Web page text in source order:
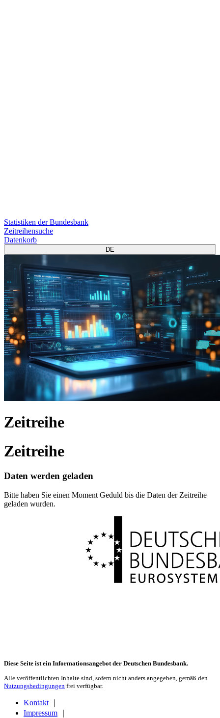
Statistiken der Bundesbank
Zeitreihensuche
Datenkorb
DE
Zeitreihe
Zeitreihe
Daten werden geladen
Bitte haben Sie einen Moment Geduld bis die Daten der Zeitreihe
geladen wurden.
Diese Seite ist ein Informationsangebot der Deutschen Bundesbank.
Alle veröffentlichten Inhalte sind, sofern nicht anders angegeben, gemäß den
Nutzungsbedingungen frei verfügbar.
Kontakt
Impressum